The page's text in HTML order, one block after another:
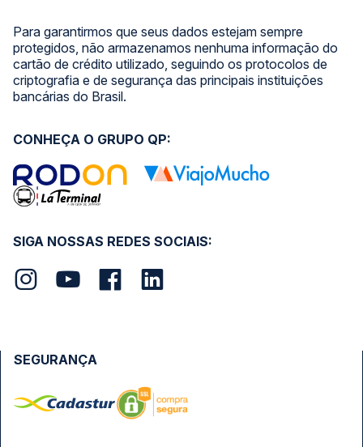
Para garantirmos que seus dados estejam sempre
protegidos, não armazenamos nenhuma informação do
cartão de crédito utilizado, seguindo os protocolos de
criptografia e de segurança das principais instituições
bancárias do Brasil.
SIGA NOSSAS REDES SOCIAIS:
CONHEÇA O GRUPO QP:
SEGURANÇA